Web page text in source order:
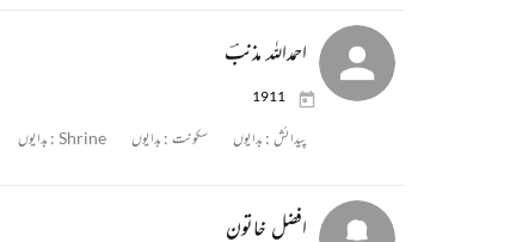
احمداللہ مذنبؔ
1911
پیدائش : بدایوں سکونت : بدایوں Shrine : بدایوں
افضل خاتون